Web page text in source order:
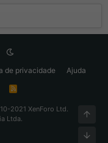
de privacidade
Ajuda
R
2021 XenForo Ltd.
Ltda.
Topo